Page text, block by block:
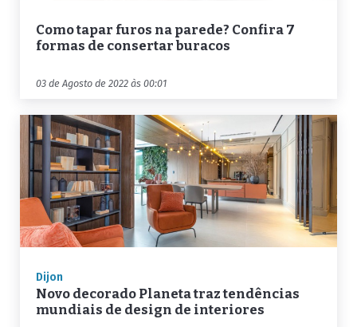
Como tapar furos na parede? Confira 7
formas de consertar buracos
03 de Agosto de 2022 às 00:01
Dijon
Novo decorado Planeta traz tendências
mundiais de design de interiores